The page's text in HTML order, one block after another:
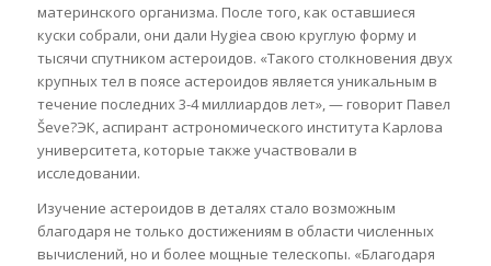
материнского организма. После того, как оставшиеся
куски собрали, они дали Hygiea свою круглую форму и
тысячи спутником астероидов. «Такого столкновения двух
крупных тел в поясе астероидов является уникальным в
течение последних 3-4 миллиардов лет», — говорит Павел
Ševe?ЭК, аспирант астрономического института Карлова
университета, которые также участвовали в
исследовании.
Изучение астероидов в деталях стало возможным
благодаря не только достижениям в области численных
вычислений, но и более мощные телескопы. «Благодаря